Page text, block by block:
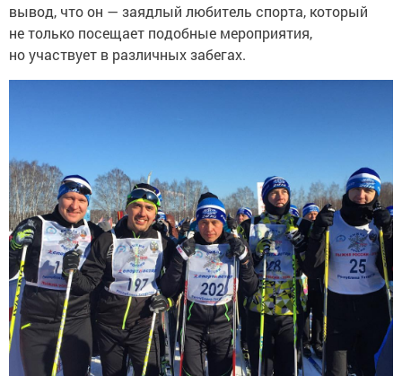
вывод, что он — заядлый любитель спорта, который
не только посещает подобные мероприятия,
но участвует в различных забегах.